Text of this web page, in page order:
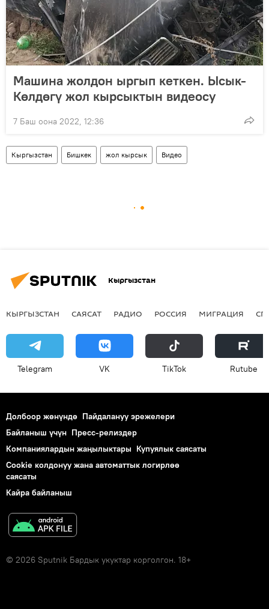
Машина жолдон ыргып кеткен. Ысык-
Көлдөгү жол кырсыктын видеосу
7 Баш оона 2022, 12:36
Кыргызстан Бишкек жол кырсык Видео
Кыргызстан
КЫРГЫЗСТАН САЯСАТ РАДИО РОССИЯ МИГРАЦИЯ
Telegram VK ТikТоk Rutube
Долбоор жөнүндө Пайдалануу эрежелери
Байланыш үчүн Пресс-релиздер
Компаниялардын жаңылыктары Купуялык саясаты
Cookie колдонуу жана автоматтык логирлөө
саясаты
Кайра байланыш
© 2026 Sputnik Бардык укуктар корголгон. 18+